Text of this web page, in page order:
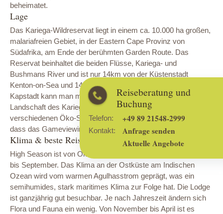
Reiseberatung und
Buchung
Telefon: +49 89 21548-2999
Kontakt:
Anfrage senden
Aktuelle Angebote
beheimatet.
Lage
Das Kariega-Wildreservat liegt in einem ca. 10.000 ha großen,
malariafreien Gebiet, in der Eastern Cape Provinz von
Südafrika, am Ende der berühmten Garden Route. Das
Reservat beinhaltet die beiden Flüsse, Kariega- und
Bushmans River und ist nur 14km von der Küstenstadt
Kenton-on-Sea und 141km von Port Elizabeth entfernt.
Kapstadt kann man mit einem kurzen Flug erreichen. Die
Landschaft des Kariega Game Reserves wird von fünf
verschiedenen Öko-Systemen geprägt, die dazu beitragen,
dass das Gameviewing sehr vielfältig ist.
Klima & beste Reisezeit
High Season ist von Oktober bis April. Low Season ist von Mai
bis September. Das Klima an der Ostküste am Indischen
Ozean wird vom warmen Agulhasstrom geprägt, was ein
semihumides, stark maritimes Klima zur Folge hat. Die Lodge
ist ganzjährig gut besuchbar. Je nach Jahreszeit ändern sich
Flora und Fauna ein wenig. Von November bis April ist es